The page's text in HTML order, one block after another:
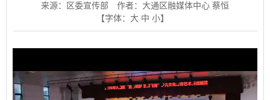
来源：区委宣传部
作者：大通区融媒体中心 蔡恒
【字体： 大 中 小】